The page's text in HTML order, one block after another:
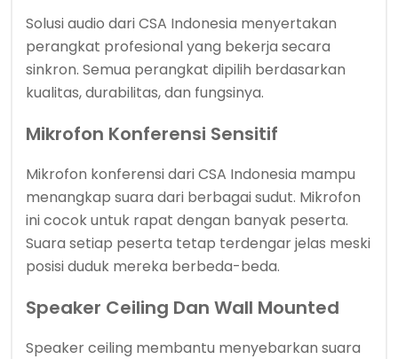
Solusi audio dari CSA Indonesia menyertakan
perangkat profesional yang bekerja secara
sinkron. Semua perangkat dipilih berdasarkan
kualitas, durabilitas, dan fungsinya.
Mikrofon Konferensi Sensitif
Mikrofon konferensi dari CSA Indonesia mampu
menangkap suara dari berbagai sudut. Mikrofon
ini cocok untuk rapat dengan banyak peserta.
Suara setiap peserta tetap terdengar jelas meski
posisi duduk mereka berbeda-beda.
Speaker Ceiling Dan Wall Mounted
Speaker ceiling membantu menyebarkan suara